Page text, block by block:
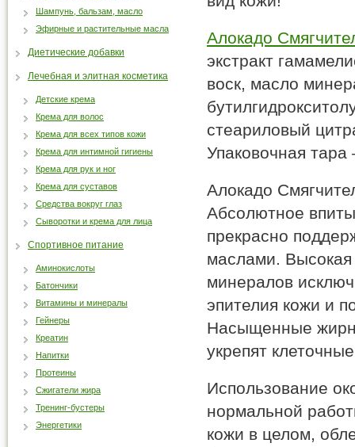
Алокадо
экстракт
воск, масло
стеариловый
Упаковочная
Алокадо
Абсолютное
прекрасно
маслами.
минералов
эпителия кожи и
Насыщенные
укрепят
Использование
нормальной
кожи в целом,
Шампунь, бальзам, масло
Эфирные и растительные масла
Диетические добавки
Лечебная и элитная косметика
Детские крема
Крема для волос
Крема для всех типов кожи
Крема для интимной гигиены
Крема для рук и ног
Крема для суставов
Средства вокруг глаз
Сыворотки и крема для лица
Спортивное питание
Аминокислоты
Батончики
Витамины и минералы
Гейнеры
Креатин
Напитки
Протеины
Сжигатели жира
Тренинг-бустеры
Энергетики